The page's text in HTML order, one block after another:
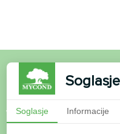
Želite
vprašanja?
Soglasje Informacije